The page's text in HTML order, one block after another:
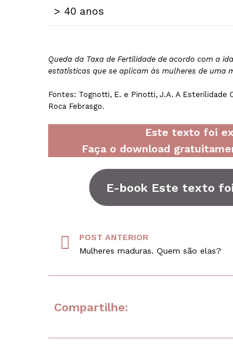
> 40 anos
Queda da Taxa de Fertilidade de acordo com a
estatísticas que se aplicam às mulheres de uma
Fontes: Tognotti, E. e Pinotti, J.A. A Esterilidade
Roca Febrasgo.
Este texto foi
Faça o download
E-book Este texto
POST ANTERIOR
Mulheres maduras. Quem são elas?
Compartilhe: